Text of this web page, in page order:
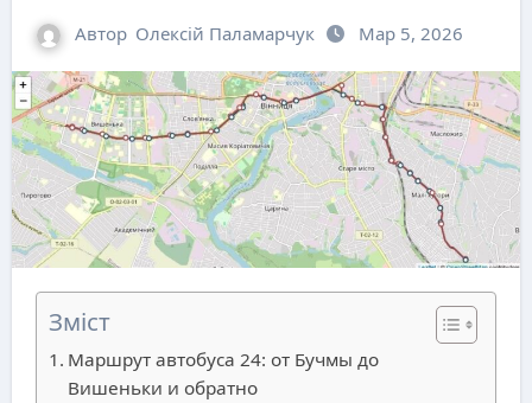
Автор Олексій Паламарчук Мар 5, 2026
Зміст
Маршрут автобуса 24: от Бучмы до
Вишеньки и обратно